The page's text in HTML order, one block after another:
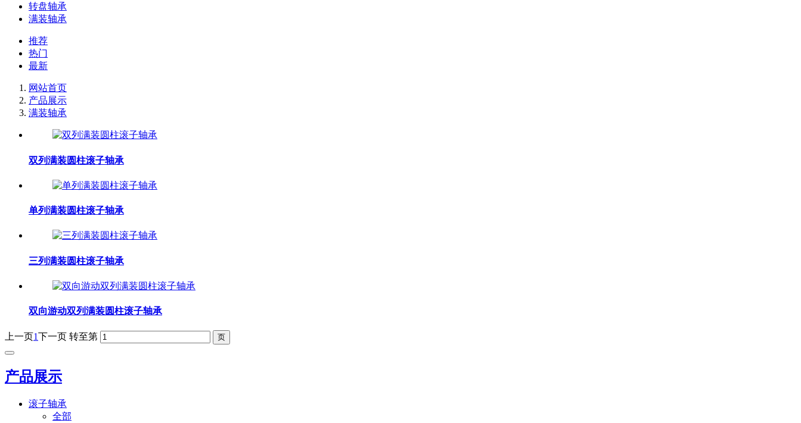
转盘轴承
满装轴承
推荐
热门
最新
网站首页
产品展示
满装轴承
双列满装圆柱滚子轴承
单列满装圆柱滚子轴承
三列满装圆柱滚子轴承
双向游动双列满装圆柱滚子轴承
上一页1下一页 转至第
产品展示
滚子轴承
全部